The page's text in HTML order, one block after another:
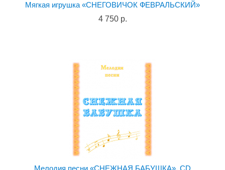
Мягкая игрушка «СНЕГОВИЧОК ФЕВРАЛЬСКИЙ»
4 750 р.